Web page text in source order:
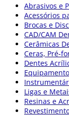
Abrasivos e
Acessórios
Brocas e
CAD/CAM
Cerâmicas
Ceras, Pré-
Dentes
Ligas e
Resinas e